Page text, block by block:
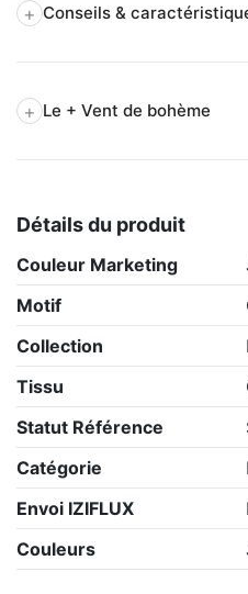
+ Conseils &
+ Le + Vent de bohème
Détails du produit
Couleur Marketing
Motif
Collection
Tissu
Statut Référence
Catégorie
Envoi IZIFLUX
Couleurs